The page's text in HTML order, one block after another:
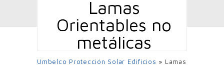
Lamas
Orientables no
metálicas
Umbelco Protección Solar Edificios » Lamas